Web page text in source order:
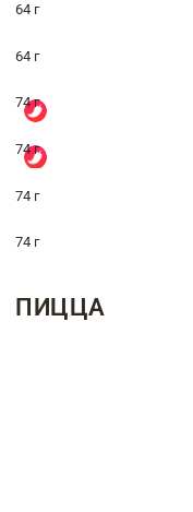
64 г
64 г
74 г
74 г
74 г
74 г
ПИЦЦА